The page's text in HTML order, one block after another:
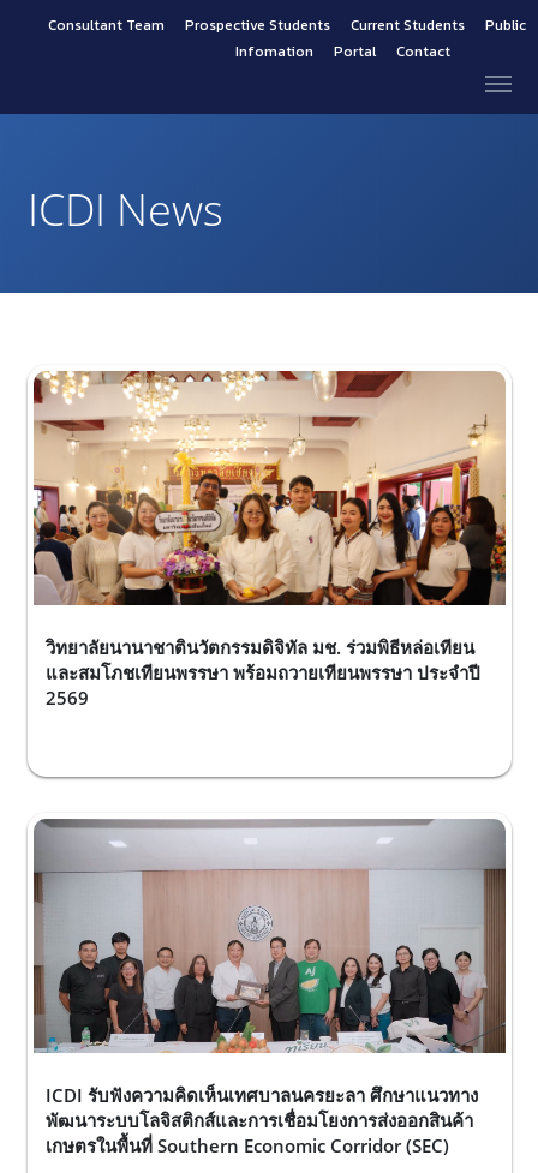
Consultant Team Prospective Students Current Students
Public
Infomation
Portal Contact
ICDI News
วิทยาลัยนานาชาตินวัตกรรมดิจิทัล มช. ร่วมพิธีหล่อเทียน
และสมโภชเทียนพรรษา พร้อมถวายเทียนพรรษา ประจำปี
2569
ICDI รับฟังความคิดเห็นเทศบาลนครยะลา ศึกษาแนวทาง
พัฒนาระบบโลจิสติกส์และการเชื่อมโยงการส่งออกสินค้า
เกษตรในพื้นที่ Southern Economic Corridor (SEC)